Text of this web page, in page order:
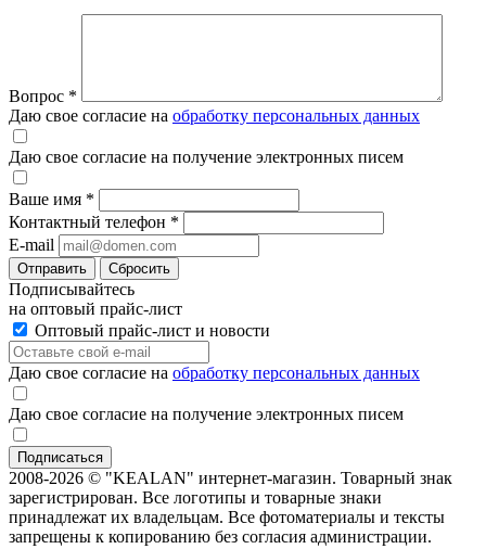
Вопрос *
Даю свое согласие на обработку персональных данных
Даю свое согласие на получение электронных писем
Ваше имя *
Контактный телефон *
E-mail
Отправить Сбросить
Подписывайтесь
на оптовый прайс-лист
Оптовый прайс-лист и новости
Даю свое согласие на обработку персональных данных
Даю свое согласие на получение электронных писем
2008-2026 © "KEALAN" интернет-магазин. Товарный знак
зарегистрирован. Все логотипы и товарные знаки
принадлежат их владельцам. Все фотоматериалы и тексты
запрещены к копированию без согласия администрации.